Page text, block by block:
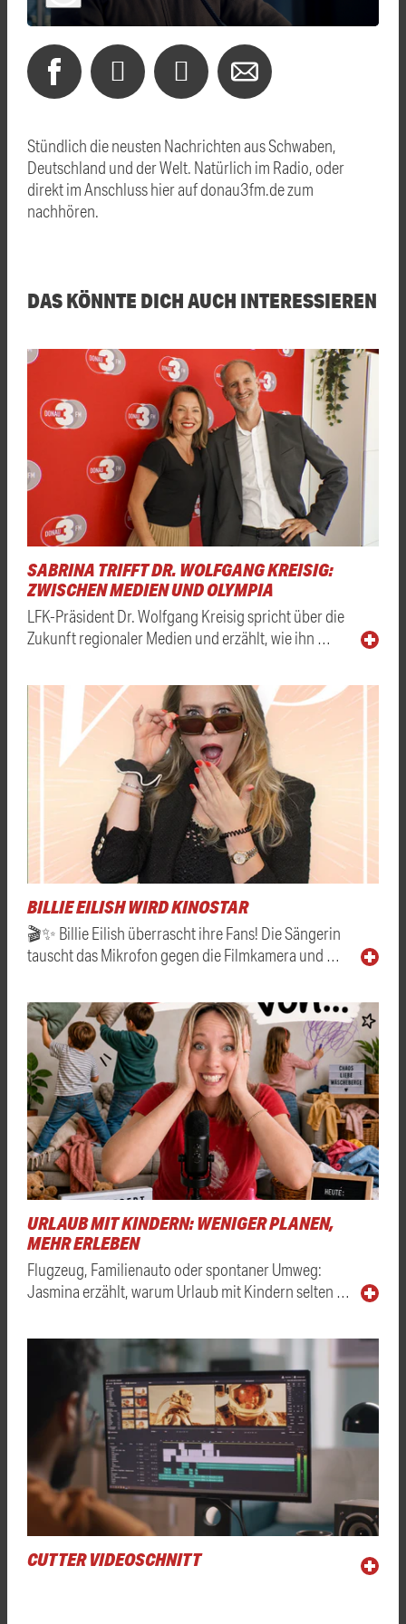
Stündlich die neusten Nachrichten aus Schwaben,
Deutschland und der Welt. Natürlich im Radio, oder
direkt im Anschluss hier auf donau3fm.de zum
nachhören.
DAS KÖNNTE DICH AUCH INTERESSIEREN
SABRINA TRIFFT DR. WOLFGANG KREISIG:
ZWISCHEN MEDIEN UND OLYMPIA
LFK-Präsident Dr. Wolfgang Kreisig spricht über die
Zukunft regionaler Medien und erzählt, wie ihn …
BILLIE EILISH WIRD KINOSTAR
🎬✨ Billie Eilish überrascht ihre Fans! Die Sängerin
tauscht das Mikrofon gegen die Filmkamera und …
URLAUB MIT KINDERN: WENIGER PLANEN,
MEHR ERLEBEN
Flugzeug, Familienauto oder spontaner Umweg:
Jasmina erzählt, warum Urlaub mit Kindern selten …
CUTTER VIDEOSCHNITT